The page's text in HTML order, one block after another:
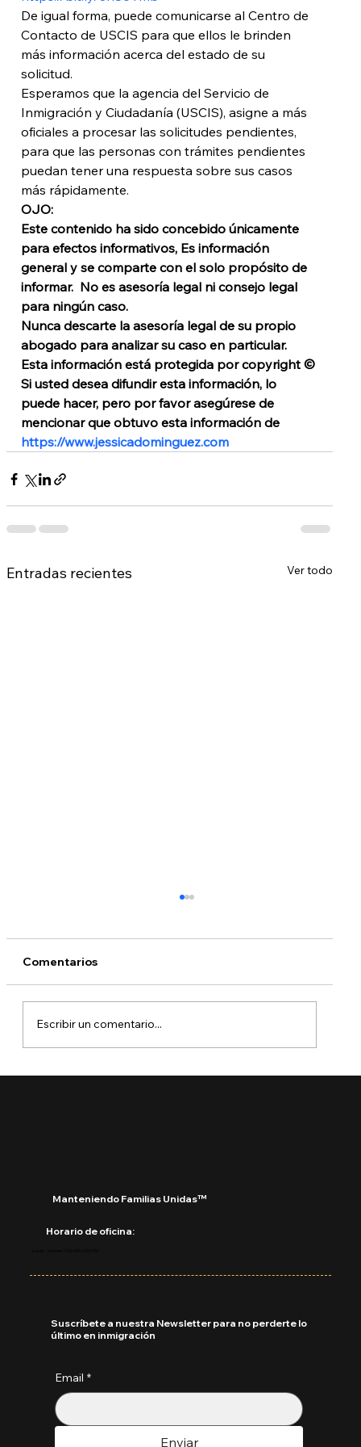
De igual forma, puede comunicarse al Centro de
Contacto de USCIS para que ellos le brinden
más información acerca del estado de su
solicitud.
Esperamos que la agencia del Servicio de
Inmigración y Ciudadanía (USCIS), asigne a más
oficiales a procesar las solicitudes pendientes,
para que las personas con trámites pendientes
puedan tener una respuesta sobre sus casos
más rápidamente.
OJO:
Este contenido ha sido concebido únicamente
para efectos informativos, Es información
general y se comparte con el solo propósito de
informar.  No es asesoría legal ni consejo legal
para ningún caso.
Nunca descarte la asesoría legal de su propio
abogado para analizar su caso en particular.
Esta información está protegida por copyright ©
Si usted desea difundir esta información, lo
puede hacer, pero por favor asegúrese de
mencionar que obtuvo esta información de
https://www.jessicadominguez.com
Entradas recientes Ver todo
¿Qué está pasando con DACA?
Comentarios
Escribir un comentario...
Manteniendo Familias Unidas™
Horario de oficina:
Email *
Enviar
Suscríbete a nuestra Newsletter para no perderte lo
último en inmigración